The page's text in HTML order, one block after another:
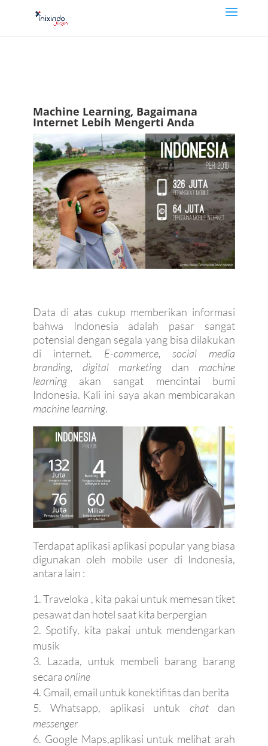
Machine Learning, Bagaimana
Internet Lebih Mengerti Anda
Data di atas cukup memberikan informasi
bahwa Indonesia adalah pasar sangat
potensial dengan segala yang bisa dilakukan
di internet. E-commerce, social media
branding, digital marketing dan machine
learningakan sangat mencintai bumi
Indonesia. Kali ini saya akan membicarakan
machine learning.
Terdapat aplikasi aplikasi popular yang biasa
digunakan oleh mobile user di Indonesia,
antara lain :
Traveloka , kita pakai untuk memesan tiket
pesawat dan hotel saat kita berpergian
Spotify, kita pakai untuk mendengarkan
musik
Lazada, untuk membeli barang barang
secaraonline
Gmail, email untuk konektifitas dan berita
Whatsapp, aplikasi untuk ­ chatdan
messenger
Google Maps,aplikasi untuk melihat arah